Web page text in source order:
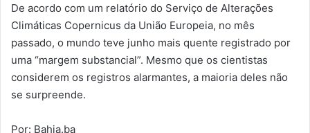
De acordo com um relatório do Serviço de Alterações
Climáticas Copernicus da União Europeia, no mês
passado, o mundo teve junho mais quente registrado por
uma “margem substancial”. Mesmo que os cientistas
considerem os registros alarmantes, a maioria deles não
se surpreende.
Por: Bahia.ba